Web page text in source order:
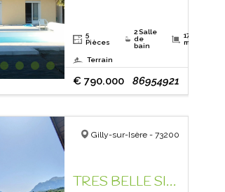
5
Pièces
2 Salle
de
bain
178.6
m²
Terrain
€ 790.000 86954921
Gilly-sur-Isère - 73200
TRES BELLE SITUATION, CAMPAGNE À 5 MN DU CENTRE VILLE !